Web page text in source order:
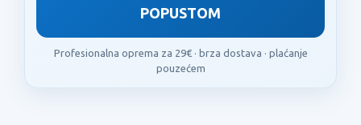
POPUSTOM
Profesionalna oprema za 29€ · brza dostava · plaćanje
pouzećem